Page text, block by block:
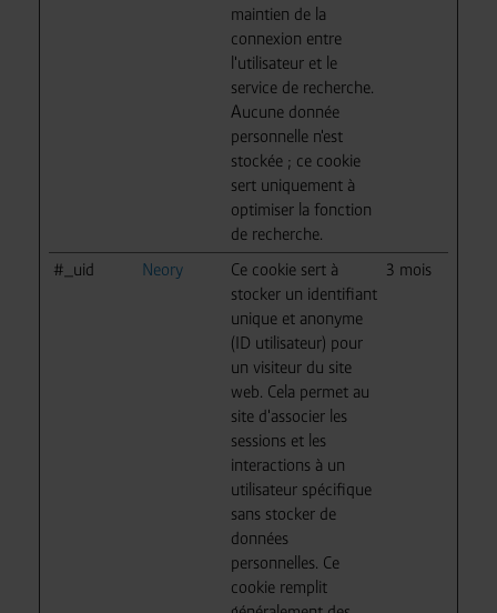
maintien de la
connexion entre
l'utilisateur et le
service de recherche.
Aucune donnée
personnelle n'est
stockée ; ce cookie
sert uniquement à
optimiser la fonction
de recherche.
#_uid Neory
Ce cookie sert à
stocker un identifiant
unique et anonyme
(ID utilisateur) pour
un visiteur du site
web. Cela permet au
site d'associer les
sessions et les
interactions à un
utilisateur spécifique
sans stocker de
données
personnelles. Ce
cookie remplit
3 mois